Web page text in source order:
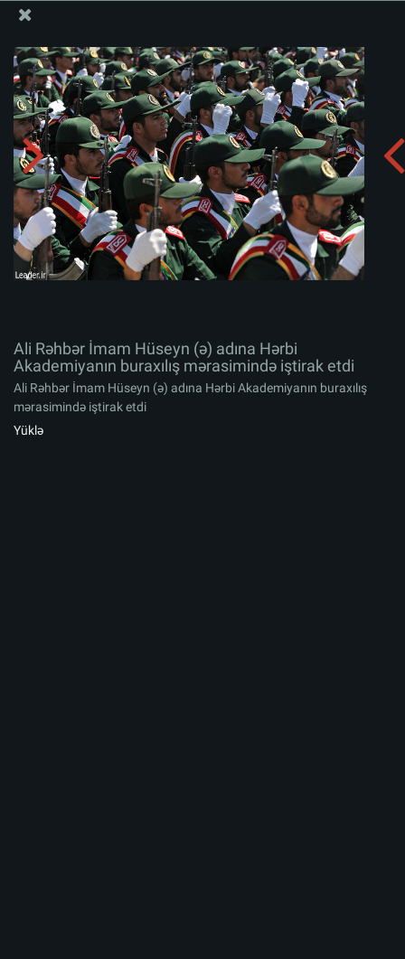
Ali Rəhbər İmam Hüseyn (ə) adına Hərbi Akademiyanın
buraxılış mərasimində iştirak etdi
Albomu yüklə:
Ali Rəhbər İmam Hüseyn (ə) adına Hərbi
Akademiyanın buraxılış mərasimində iştirak etdi
Ali Rəhbər İmam Hüseyn (ə) adına Hərbi Akademiyanın buraxılış
mərasimində iştirak etdi
Yüklə